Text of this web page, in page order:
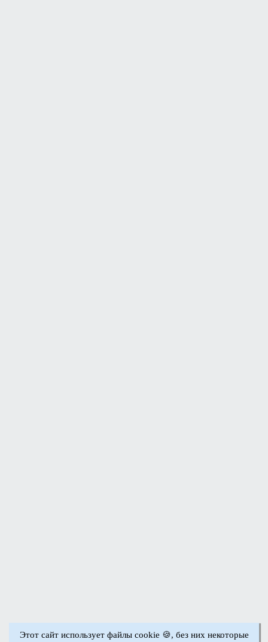
Этот сайт использует файлы cookie 🍪, без них некоторые